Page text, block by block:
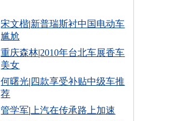
宋文楷|新普瑞斯衬中国电动车
尴尬
重庆森林|2010年台北车展香车
美女
何曙光| 四款享受补贴中级车推
荐
管学军| 上汽在传承路上加速